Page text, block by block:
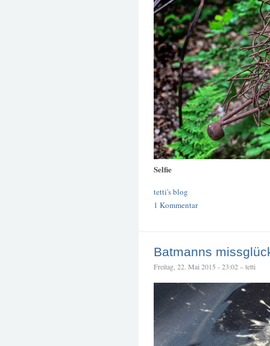
Selfie
tetti's blog
1 Kommentar
Batmanns
Freitag, 22. Mai 2015 - 23:02 – tetti